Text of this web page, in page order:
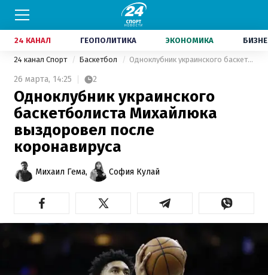
24 КАНАЛ ГЕОПОЛИТИКА ЭКОНОМИКА
24 канал Спорт Баскетбол Одноклубник украинского баскетболиста Михайлюка выздоровел после коронавируса
26 марта, 14:25 2
Одноклубник украинского
баскетболиста Михайлюка
выздоровел после
коронавируса
Михаил Гема, София Кулай